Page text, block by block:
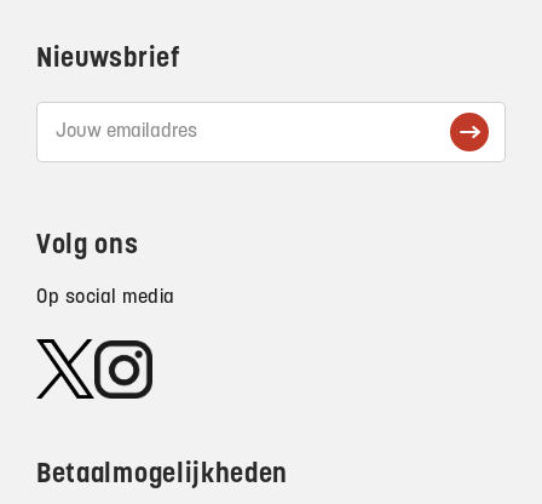
Nieuwsbrief
Volg ons
Op social media
Betaalmogelijkheden